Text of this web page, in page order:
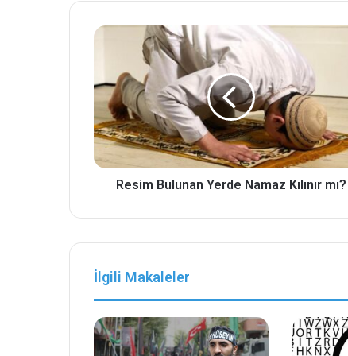
Resim Bulunan Yerde Namaz Kılınır mı?
İlgili Makaleler